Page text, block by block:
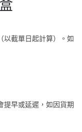
截單日起計算）。如
早或延遲，如因貨期